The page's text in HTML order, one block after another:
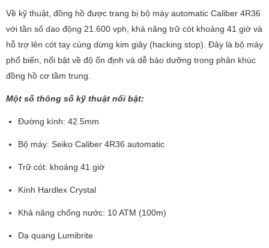
Về kỹ thuật, đồng hồ được trang bị bộ máy automatic Caliber 4R36
với tần số dao động 21.600 vph, khả năng trữ cót khoảng 41 giờ và
hỗ trợ lên cót tay cùng dừng kim giây (hacking stop). Đây là bộ máy
phổ biến, nổi bật về độ ổn định và dễ bảo dưỡng trong phân khúc
đồng hồ cơ tầm trung.
Một số thông số kỹ thuật nổi bật:
Đường kính: 42.5mm
Bộ máy: Seiko Caliber 4R36 automatic
Trữ cót: khoảng 41 giờ
Kính Hardlex Crystal
Khả năng chống nước: 10 ATM (100m)
Dạ quang Lumibrite